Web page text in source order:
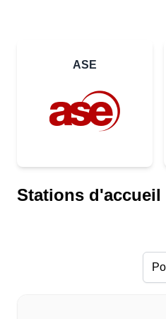
ASE
Stations d'accueil